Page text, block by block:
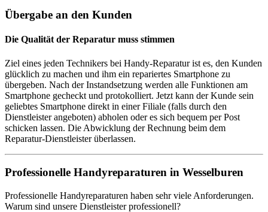
Übergabe an den Kunden
Die Qualität der Reparatur muss stimmen
Ziel eines jeden Technikers bei Handy-Reparatur ist es, den Kunden
glücklich zu machen und ihm ein repariertes Smartphone zu
übergeben. Nach der Instandsetzung werden alle Funktionen am
Smartphone gecheckt und protokolliert. Jetzt kann der Kunde sein
geliebtes Smartphone direkt in einer Filiale (falls durch den
Dienstleister angeboten) abholen oder es sich bequem per Post
schicken lassen. Die Abwicklung der Rechnung beim dem
Reparatur-Dienstleister überlassen.
Professionelle Handyreparaturen in Wesselburen
Professionelle Handyreparaturen haben sehr viele Anforderungen.
Warum sind unsere Dienstleister professionell?